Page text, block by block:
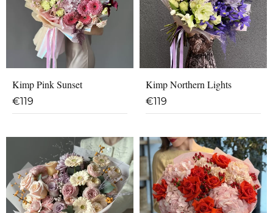
Kimp Pink Sunset
€119
Kimp Northern Lights
€119